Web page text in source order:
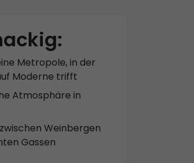
Metropole, in der
Moderne trifft
Atmosphäre in
Weinbergen
Gassen